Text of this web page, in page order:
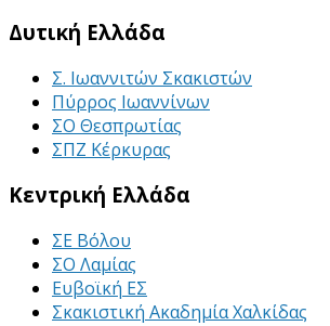
Δυτική Ελλάδα
Σ. Ιωαννιτών Σκακιστών
Πύρρος Ιωαννίνων
ΣΟ Θεσπρωτίας
ΣΠΖ Κέρκυρας
Κεντρική Ελλάδα
ΣΕ Βόλου
ΣΟ Λαμίας
Ευβοϊκή ΕΣ
Σκακιστική Ακαδημία Χαλκίδας